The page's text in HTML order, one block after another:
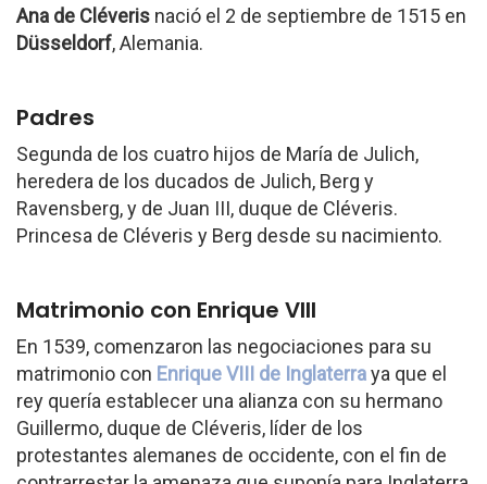
Ana de Cléveris nació el 2 de septiembre de 1515 en
Düsseldorf, Alemania.
Padres
Segunda de los cuatro hijos de María de Julich,
heredera de los ducados de Julich, Berg y
Ravensberg, y de Juan III, duque de Cléveris.
Princesa de Cléveris y Berg desde su nacimiento.
Matrimonio con Enrique VIII
En 1539, comenzaron las negociaciones para su
matrimonio con Enrique VIII de Inglaterraya que el
rey quería establecer una alianza con su hermano
Guillermo, duque de Cléveris, líder de los
protestantes alemanes de occidente, con el fin de